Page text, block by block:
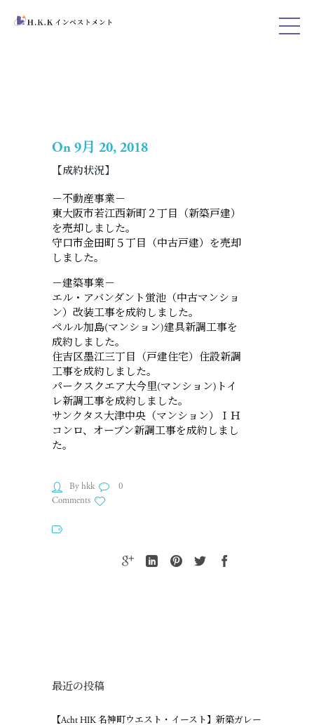
On 9月 20, 2018
【成約状況】
－不動産事業－
東大阪市若江西新町２丁目（新築戸建）
を売却しました。
守口市金田町５丁目（中古戸建）を売却
しました。
－建築事業－
エル・アバンダント蛍池（中古マンショ
ン）改装工事を成約しました。
ペルル加島(マンション)建具新調工事を
成約しました。
住吉区墨江三丁目（戸建住宅）住設新調
工事を成約しました。
パークスクエア大今里(マンション)トイ
レ新調工事を成約しました。
サンクタス大津中央（マンション）ＩＨ
コンロ、オーブン新調工事を成約しまし
た。
By hkk
0
Comments
最近の投稿
【Acht HIK 名神町ウエスト・イースト】新築ガレー